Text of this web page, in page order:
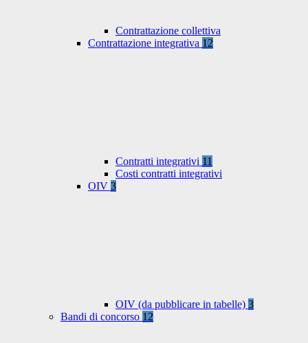
Contrattazione collettiva
Contrattazione integrativa 12
Contratti integrativi 11
Costi contratti integrativi
OIV 3
OIV (da pubblicare in tabelle) 3
Bandi di concorso 12